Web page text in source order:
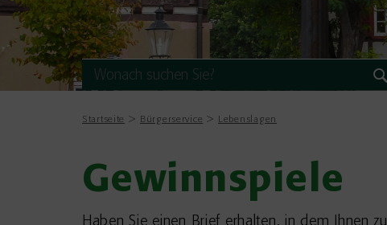
Startseite Bürgerservice Lebenslagen
Gewinnspiele
Haben Sie einen Brief erhalten, in dem Ihnen